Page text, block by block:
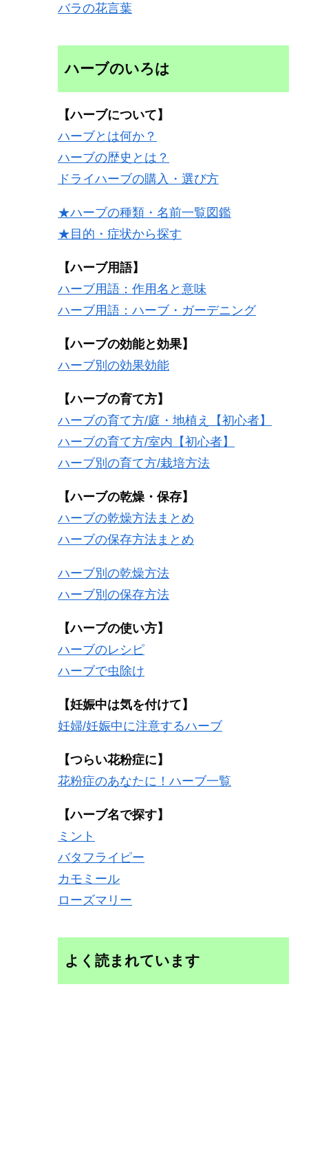
バラの花言葉
ハーブのいろは
【ハーブについて】
ハーブとは何か？
ハーブの歴史とは？
ドライハーブの購入・選び方
★ハーブの種類・名前一覧図鑑
★目的・症状から探す
【ハーブ用語】
ハーブ用語：作用名と意味
ハーブ用語：ハーブ・ガーデニング
【ハーブの効能と効果】
ハーブ別の効果効能
【ハーブの育て方】
ハーブの育て方/庭・地植え【初心者】
ハーブの育て方/室内【初心者】
ハーブ別の育て方/栽培方法
【ハーブの乾燥・保存】
ハーブの乾燥方法まとめ
ハーブの保存方法まとめ
ハーブ別の乾燥方法
ハーブ別の保存方法
【ハーブの使い方】
ハーブのレシピ
ハーブで虫除け
【妊娠中は気を付けて】
妊婦/妊娠中に注意するハーブ
【つらい花粉症に】
花粉症のあなたに！ハーブ一覧
【ハーブ名で探す】
ミント
バタフライピー
カモミール
ローズマリー
よく読まれています